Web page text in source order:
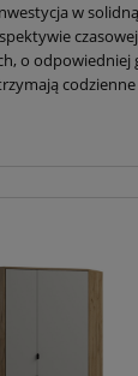
w
o odpowiedniej